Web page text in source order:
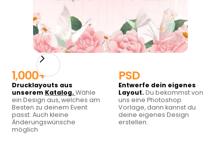
1,000+
Drucklayouts aus
unserem Katalog. Wähle
ein Design aus, welches am
Besten zu deinem Event
passt. Auch kleine
Änderungswünsche
möglich
PSD
Entwerfe dein eigenes
Layout. Du bekommst von
uns eine Photoshop
Vorlage, dann kannst du
deine eigenes Design
erstellen.
Slide 1 of 6.